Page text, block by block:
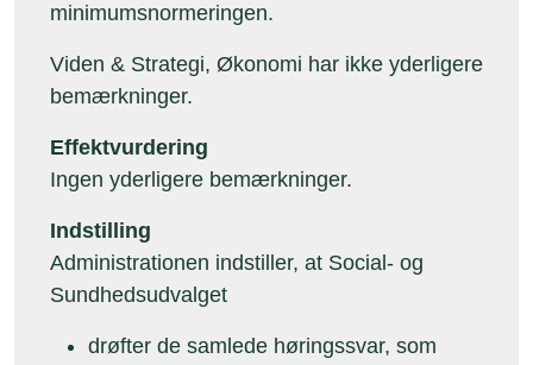
minimumsnormeringen.
Viden & Strategi, Økonomi har ikke yderligere
bemærkninger.
Effektvurdering
Ingen yderligere bemærkninger.
Indstilling
Administrationen indstiller, at Social- og
Sundhedsudvalget
drøfter de samlede høringssvar, som